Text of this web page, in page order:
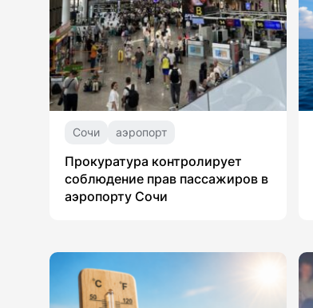
Сочи аэропорт
Прокуратура контролирует
соблюдение прав пассажиров в
аэропорту Сочи